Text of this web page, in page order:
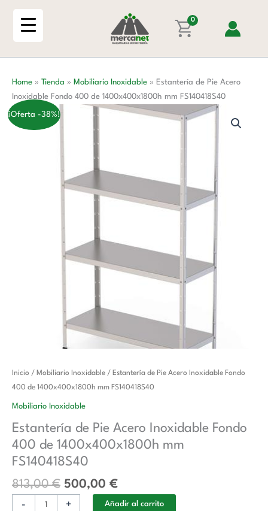
0
Home » Tienda » Mobiliario Inoxidable » Estantería de Pie Acero
Inoxidable Fondo 400 de 1400x400x1800h mm FS140418S40
¡Oferta -38%!
Inicio / Mobiliario Inoxidable / Estantería de Pie Acero Inoxidable Fondo
400 de 1400x400x1800h mm FS140418S40
Mobiliario Inoxidable
Estantería de Pie Acero Inoxidable Fondo
400 de 1400x400x1800h mm
FS140418S40
813,00€
El
precio
original
813,00 €.
500,00 €
El
precio
500,00 €.
-
Estantería
de
Pie
Inoxidable
Fondo
400
1400x400x1800h
+ Añadir al carrito
Inoxidable
Fondo
400
1400x400x1800h
mm
FS140418S40
cantidad